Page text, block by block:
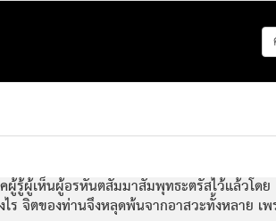
รู้ผู้เห็นผู้อรหันตสัมมาสัมพุทธะตรัสไว้แล้วโดย
จิตของท่านจึงหลุดพ้นจากอาสวะทั้งหลาย เพ